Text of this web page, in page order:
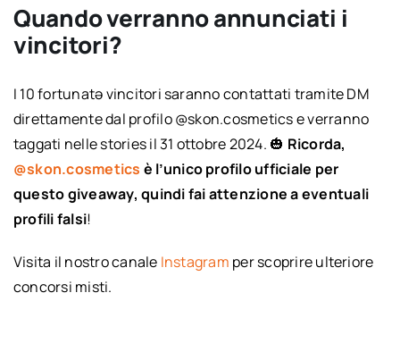
Quando verranno annunciati i
vincitori?
I 10 fortunatə vincitori saranno contattati tramite DM
direttamente dal profilo @skon.cosmetics e verranno
taggati nelle stories il 31 ottobre 2024. 🎃 Ricorda,
@skon.cosmetics è l’unico profilo ufficiale per
questo giveaway, quindi fai attenzione a eventuali
profili falsi!
Visita il nostro canale Instagram per scoprire ulteriore
concorsi misti.